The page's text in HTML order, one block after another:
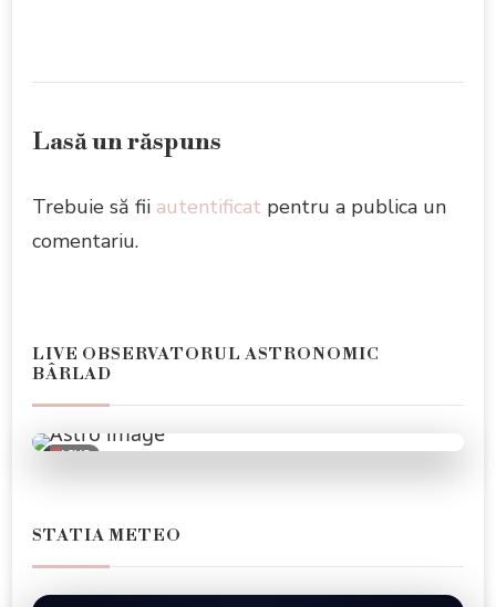
Lasă un răspuns
Trebuie să fii autentificat pentru a publica un
comentariu.
LIVE OBSERVATORUL ASTRONOMIC
BÂRLAD
LIVE
STATIA METEO